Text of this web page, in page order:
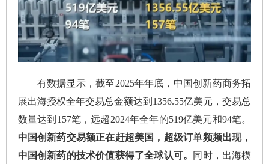
有数据显示，截至2025年年底，中国创新药商务拓
展出海授权全年交易总金额达到1356.55亿美元，交易总
数量达到157笔，远超2024年全年的519亿美元和94笔。
中国创新药交易额正在赶超美国，超级订单频频出现，
中国创新药的技术价值获得了全球认可。 同时，出海模